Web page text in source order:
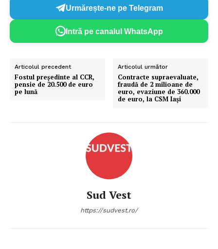
Urmărește-ne pe Telegram
Intră pe canalul WhatsApp
Articolul precedent
Fostul președinte al CCR,
pensie de 20.500 de euro
pe lună
Articolul următor
Contracte supraevaluate,
fraudă de 2 milioane de
euro, evaziune de 360.000
de euro, la CSM Iași
Sud Vest
https://sudvest.ro/